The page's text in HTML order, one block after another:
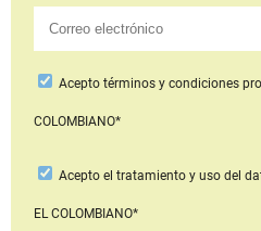
Aceptotérminos y condiciones
COLOMBIANO*
Acepto el tratamiento y uso del
EL COLOMBIANO*